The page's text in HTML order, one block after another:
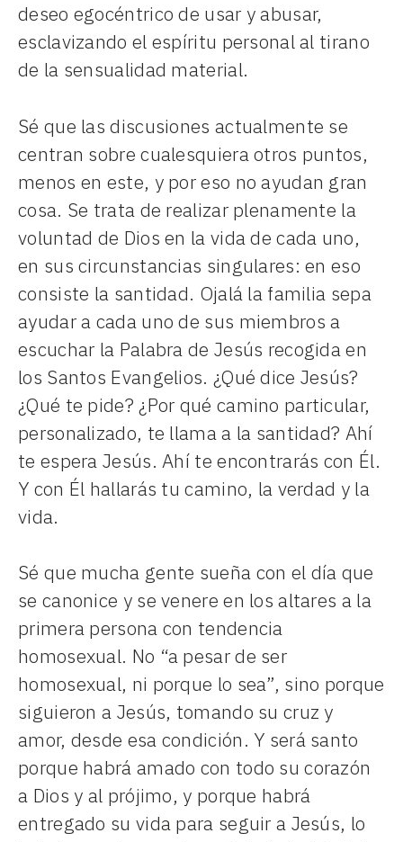
deseo egocéntrico de usar y abusar,
esclavizando el espíritu personal al tirano
de la sensualidad material.
Sé que las discusiones actualmente se
centran sobre cualesquiera otros puntos,
menos en este, y por eso no ayudan gran
cosa. Se trata de realizar plenamente la
voluntad de Dios en la vida de cada uno,
en sus circunstancias singulares: en eso
consiste la santidad. Ojalá la familia sepa
ayudar a cada uno de sus miembros a
escuchar la Palabra de Jesús recogida en
los Santos Evangelios. ¿Qué dice Jesús?
¿Qué te pide? ¿Por qué camino particular,
personalizado, te llama a la santidad? Ahí
te espera Jesús. Ahí te encontrarás con Él.
Y con Él hallarás tu camino, la verdad y la
vida.
Sé que mucha gente sueña con el día que
se canonice y se venere en los altares a la
primera persona con tendencia
homosexual. No “a pesar de ser
homosexual, ni porque lo sea”, sino porque
siguieron a Jesús, tomando su cruz y
amor, desde esa condición. Y será santo
porque habrá amado con todo su corazón
a Dios y al prójimo, y porque habrá
entregado su vida para seguir a Jesús, lo